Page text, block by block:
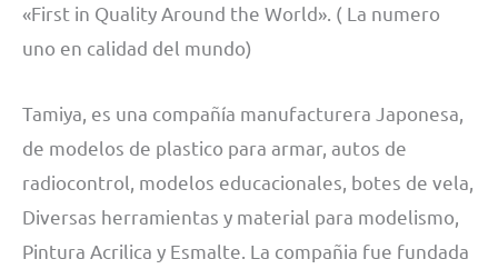
«First in Quality Around the World». ( La numero
uno en calidad del mundo)
Tamiya, es una compañía manufacturera Japonesa,
de modelos de plastico para armar, autos de
radiocontrol, modelos educacionales, botes de vela,
Diversas herramientas y material para modelismo,
Pintura Acrilica y Esmalte. La compañia fue fundada